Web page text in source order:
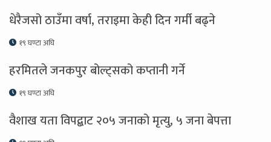
धेरैजसो ठाउँमा वर्षा, तराइमा केही दिन गर्मी बढ्ने
१९ घण्टा अघि
हरमितले जनकपुर बोल्ट्सको कप्तानी गर्ने
१९ घण्टा अघि
वैशाख यता विपद्बाट २०५ जनाको मृत्यु, ५ जना बेपत्ता